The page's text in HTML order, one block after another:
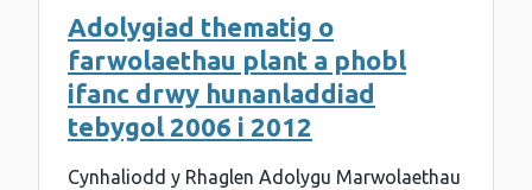
Adolygiad thematig o
farwolaethau plant a phobl
ifanc drwy hunanladdiad
tebygol 2006 i 2012
Cynhaliodd y Rhaglen Adolygu Marwolaethau